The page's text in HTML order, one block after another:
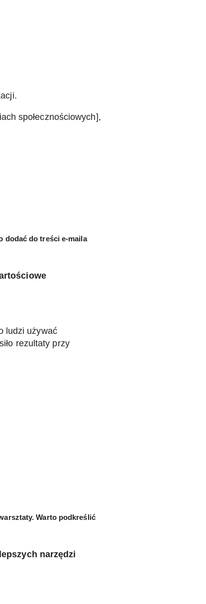
społecznościowych],
dodać do treści e-maila
ludzi używać
rezultaty przy
Warto podkreślić
narzędzi